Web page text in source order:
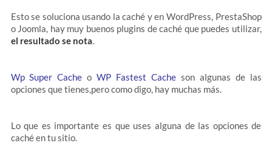
Esto se soluciona usando la caché y en WordPress, PrestaShop
o Joomla, hay muy buenos plugins de caché que puedes utilizar,
el resultado se nota
Wp Super Cache oWP Fastest Cacheson algunas de las
opciones que tienes,pero como digo, hay muchas más.
Lo que es importante es que uses alguna de las opciones de
caché en tu sitio.